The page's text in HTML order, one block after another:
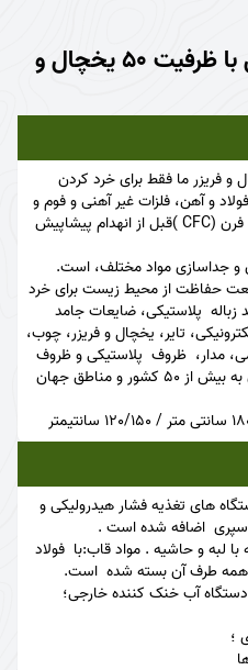
خط تولید بازیافت یخچال با ظرفیت 50 یخچال و
و فریزر ما فقط برای خرد کردن
و آهن، فلزات غیر آهنی و فوم و
پلاستیک و غیره می باشد. کمپرسور و فرن (CFC )قبل از انهدام پیشاپیش
و جداسازی مواد مختلف، است.
حفاظت از محیط زیست برای خرد
زباله پلاستیکی، ضایعات جامد
تایر، یخچال و فریزر، چوب،
مدار، ظروف پلاستیکی و ظروف
فلزی استفاده می کند . محصولات آن به بیش از 50 کشور و مناطق جهان
های تغذیه فشار هیدرولیکی و
اضافه شده است .
لبه و حاشیه . مواد قاب:با فولاد
همه طرف آن بسته شده است.
؛